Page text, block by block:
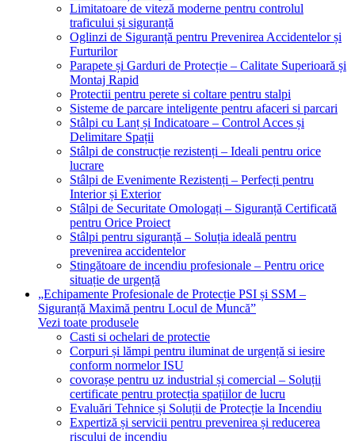
Limitatoare de viteză moderne pentru controlul
traficului și siguranță
Oglinzi de Siguranță pentru Prevenirea Accidentelor și
Furturilor
Parapete și Garduri de Protecție – Calitate Superioară și
Montaj Rapid
Protectii pentru perete si coltare pentru stalpi
Sisteme de parcare inteligente pentru afaceri si parcari
Stâlpi cu Lanț și Indicatoare – Control Acces și
Delimitare Spații
Stâlpi de construcție rezistenți – Ideali pentru orice
lucrare
Stâlpi de Evenimente Rezistenți – Perfecți pentru
Interior și Exterior
Stâlpi de Securitate Omologați – Siguranță Certificată
pentru Orice Proiect
Stâlpi pentru siguranță – Soluția ideală pentru
prevenirea accidentelor
Stingătoare de incendiu profesionale – Pentru orice
situație de urgență
„Echipamente Profesionale de Protecție PSI și SSM –
Siguranță Maximă pentru Locul de Muncă”
Vezi toate produsele
Casti si ochelari de protectie
Corpuri și lămpi pentru iluminat de urgență si iesire
conform normelor ISU
covorașe pentru uz industrial și comercial – Soluții
certificate pentru protecția spațiilor de lucru
Evaluări Tehnice și Soluții de Protecție la Incendiu
Expertiză și servicii pentru prevenirea și reducerea
riscului de incendiu